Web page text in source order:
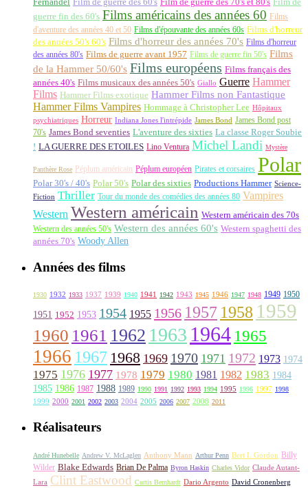
guerre fin des 60's Films américains des années 60 Films
d'aventure des années 40 et 50 Films d'épouvante des années 60s Films d'horreur
des années 50's 60's Films d'horreur des années 70's Films d'horreur
des années 80's Films de guerre avant 1957 Films de guerre fin 50's Films
de la Hammer 50/60's Films européens Films français des
années 40's Films musicaux des années 50's Giallo Guerre Hammer
Films Hammer Films exotique Hammer Films non Fantastique
Hammer Films Vampires Hommage à Christopher Lee Hôpitaux
psychiatriques Horreur Indiana Jones l'intrépide James Bond James Bond post
70's James Bond seventies L'aventure des sixties La classe Roger Soubie
! LA GUERRE DES ETOILES Lino Ventura Michel Landi Mystère
Panthère Rose Péplum américain Péplum européen Pirates et corsaires Polar
Polar 30's / 40's Polar 50's Polar des sixties Productions Hammer Science-
Fiction Thriller Tour du monde des comédies des années 80 Vampires
Western Western américain Western américain des 70s
Western des années 50's Western des années 60's Western spaghetti des
années 70's Woody Allen
Années des films
1930 1932 1933 1937 1939 1940 1941 1942 1943 1945 1946 1947 1948 1949 1950
1951 1952 1953 1954 1955 1956 1957 1958 1959
1960 1961 1962 1963 1964 1965
1966 1967 1968 1969 1970 1971 1972 1973 1974
1975 1976 1977 1978 1979 1980 1981 1982 1983 1984
1985 1986 1987 1988 1989 1990 1991 1992 1993 1994 1995 1996 1997 1998
1999 2000 2001 2002 2003 2004 2005 2006 2007 2008 2011
Réalisateurs
André Hunebelle Andrew V. McLaglen Anthony Mann Arthur Penn Bert I. Gordon Billy
Wilder Blake Edwards Brian De Palma Byron Haskin Charles Vidor Claude Autant-
Lara Clint Eastwood Curtis Bernhardt Dario Argento David Cronenberg